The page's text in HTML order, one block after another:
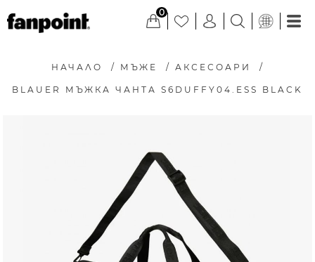
0
НАЧАЛО / МЪЖЕ / АКСЕСОАРИ /
BLAUER МЪЖКА ЧАНТА S6DUFFY04.ESS BLACK